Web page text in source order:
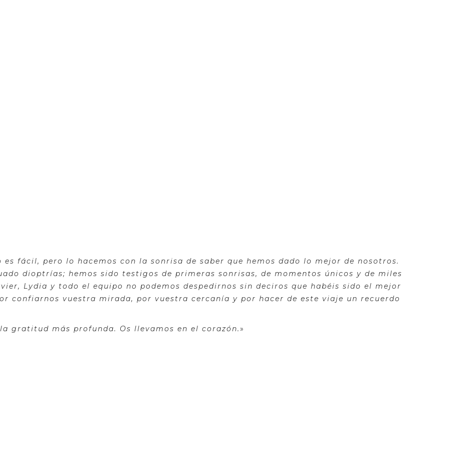
es fácil, pero lo hacemos con la sonrisa de saber que hemos dado lo mejor de nosotros.
dioptrías; hemos sido testigos de primeras sonrisas, de momentos únicos y de miles
Lydia y todo el equipo no podemos despedirnos sin deciros que habéis sido el mejor
confiarnos vuestra mirada, por vuestra cercanía y por hacer de este viaje un recuerdo
gratitud más profunda. Os llevamos en el corazón.»